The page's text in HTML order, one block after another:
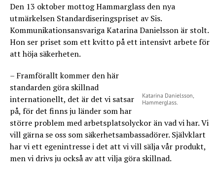
Den 13 oktober mottog Hammarglass den nya
utmärkelsen Standardiseringspriset av Sis.
Kommunikationsansvariga Katarina Danielsson är stolt.
Hon ser priset som ett kvitto på ett intensivt arbete för
att höja säkerheten.
Katarina Danielsson,
Hammerglass.
– Framförallt kommer den här
standarden göra skillnad
internationellt, det är det vi satsar
på, för det finns ju länder som har
större problem med arbetsplatsolyckor än vad vi har. Vi
vill gärna se oss som säkerhetsambassadörer. Självklart
har vi ett egenintresse i det att vi vill sälja vår produkt,
men vi drivs ju också av att vilja göra skillnad.